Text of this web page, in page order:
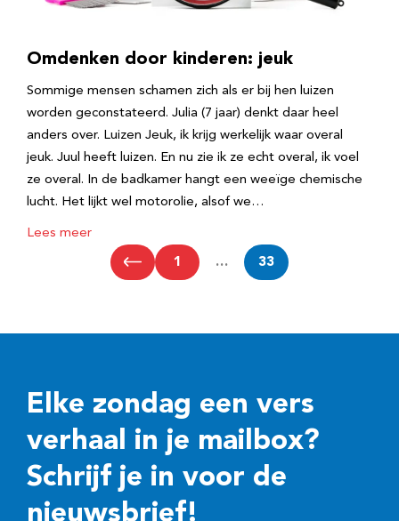
Omdenken door kinderen: jeuk
Sommige mensen schamen zich als er bij hen luizen
worden geconstateerd. Julia (7 jaar) denkt daar heel
anders over. Luizen Jeuk, ik krijg werkelijk waar overal
jeuk. Juul heeft luizen. En nu zie ik ze echt overal, ik voel
ze overal. In de badkamer hangt een weeïge chemische
lucht. Het lijkt wel motorolie, alsof we…
Lees meer
1 … 33
Elke zondag een vers
verhaal in je mailbox?
Schrijf je in voor de
nieuwsbrief!